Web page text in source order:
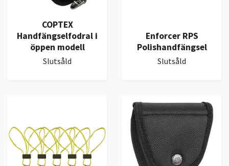
COPTEX
Handfängselfodral i
öppen modell
Slutsåld
Enforcer RPS
Polishandfängsel
Slutsåld